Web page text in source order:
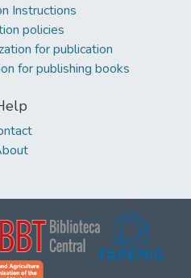
Instructions
policies
for publication
for publishing books